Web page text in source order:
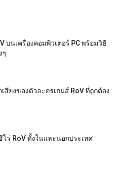
บนเครื่องคอมพิวเตอร์ PC พร้อมวิธี
ๆ
สียงของตัวละครเกมส์ RoV ที่ถูกต้อง
โร่ RoV ทั้งในและนอกประเทศ